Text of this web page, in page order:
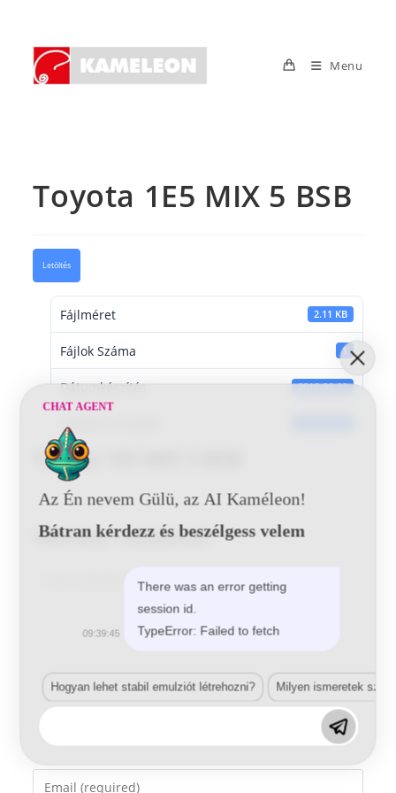
content
Menu
Toyota 1E5 MIX 5 BSB
Letöltés
Fájlméret 2.11 KB
Fájlok Száma 1
Dátumkészítés 2016-06-22
Utoljára frissített
Toyota 1E5 MIX 5 BSB
Vélemény, hozzászólás?
your
name
Enter
CHAT AGENT
Az Én nevem Gülü, az AI Kaméleon!
Bátran kérdezz és beszélgess velem
There was an error getting
session id.
TypeError: Failed to fetch
09:39:45
Hogyan lehet stabil emulziót létrehozni? Milyen ismeretek